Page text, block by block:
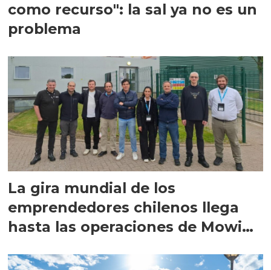
como recurso": la sal ya no es un
problema
La gira mundial de los
emprendedores chilenos llega
hasta las operaciones de Mowi